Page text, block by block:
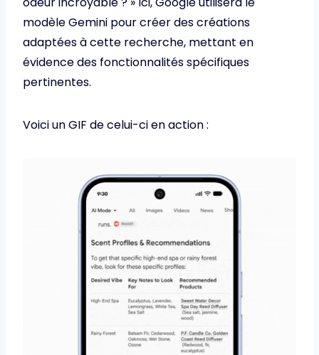
modèle Gemini pour créer des créations
adaptées à cette recherche, mettant en
évidence des fonctionnalités spécifiques
pertinentes.
Voici un GIF de celui-ci en action :